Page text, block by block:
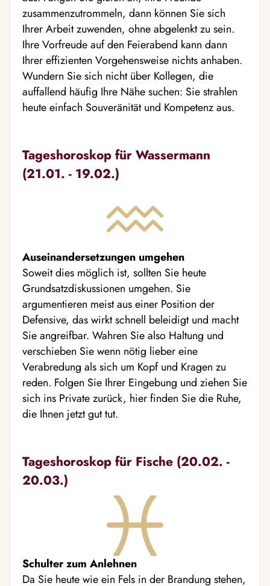
zusammenzutrommeln, dann können Sie sich
Ihrer Arbeit zuwenden, ohne abgelenkt zu sein.
Ihre Vorfreude auf den Feierabend kann dann
Ihrer effizienten Vorgehensweise nichts anhaben.
Wundern Sie sich nicht über Kollegen, die
auffallend häufig Ihre Nähe suchen: Sie strahlen
heute einfach Souveränität und Kompetenz aus.
Tageshoroskop für Wassermann
(21.01. - 19.02.)
Auseinandersetzungen umgehen
Soweit dies möglich ist, sollten Sie heute
Grundsatzdiskussionen umgehen. Sie
argumentieren meist aus einer Position der
Defensive, das wirkt schnell beleidigt und macht
Sie angreifbar. Wahren Sie also Haltung und
verschieben Sie wenn nötig lieber eine
Verabredung als sich um Kopf und Kragen zu
reden. Folgen Sie Ihrer Eingebung und ziehen Sie
sich ins Private zurück, hier finden Sie die Ruhe,
die Ihnen jetzt gut tut.
Tageshoroskop für Fische (20.02. -
20.03.)
Schulter zum Anlehnen
Da Sie heute wie ein Fels in der Brandung stehen,